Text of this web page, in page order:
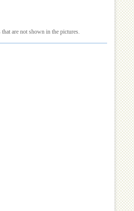
are not shown in the pictures.